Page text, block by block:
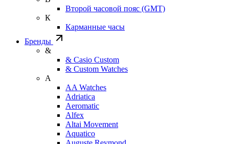
Второй часовой пояс (GMT)
К
Карманные часы
Бренды
&
& Casio Custom
& Custom Watches
A
AA Watches
Adriatica
Aeromatic
Alfex
Altai Movement
Aquatico